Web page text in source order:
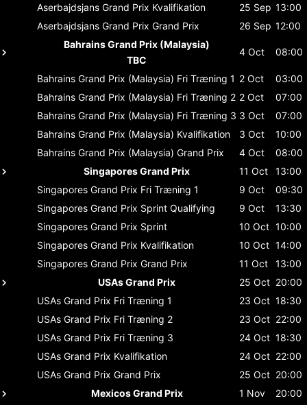
Aserbajdsjans Grand Prix Kvalifikation 25 Sep 13:00
Aserbajdsjans Grand Prix Grand Prix 26 Sep 12:00
Bahrains Grand Prix (Malaysia)
TBC
4 Oct 08:00
Bahrains Grand Prix (Malaysia) Fri Træning 1 2 Oct
03:00
Bahrains Grand Prix (Malaysia) Fri Træning 2 2 Oct
07:00
Bahrains Grand Prix (Malaysia) Fri Træning 3 3 Oct
07:00
Bahrains Grand Prix (Malaysia) Kvalifikation 3 Oct
10:00
Bahrains Grand Prix (Malaysia) Grand Prix 4 Oct
08:00
Singapores Grand Prix
11 Oct
13:00
Singapores Grand Prix Fri Træning 1 9 Oct
09:30
Singapores Grand Prix Sprint Qualifying 9 Oct
13:30
Singapores Grand Prix Sprint 10 Oct 10:00
Singapores Grand Prix Kvalifikation 10 Oct 14:00
Singapores Grand Prix Grand Prix 11 Oct
13:00
USAs Grand Prix
25 Oct 20:00
USAs Grand Prix Fri Træning 1 23 Oct 18:30
USAs Grand Prix Fri Træning 2 23 Oct 22:00
USAs Grand Prix Fri Træning 3 24 Oct 18:30
USAs Grand Prix Kvalifikation 24 Oct 22:00
USAs Grand Prix Grand Prix 25 Oct 20:00
Mexicos Grand Prix
1 Nov 20:00